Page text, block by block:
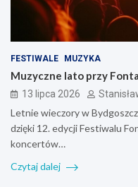
FESTIWALE MUZYKA
Muzyczne lato przy
13 lipca 2026
Letnie wieczory w
dzięki 12. edycji Festiwalu
koncertów…
Czytaj dalej